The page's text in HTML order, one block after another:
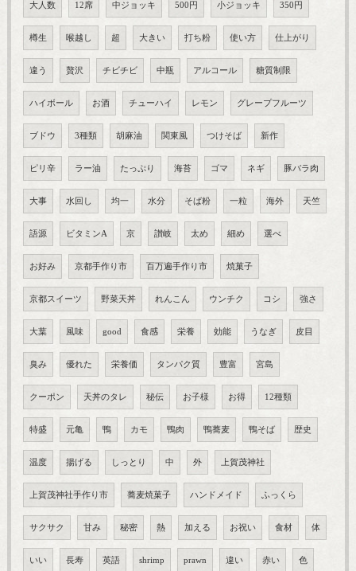
大人数 12席 中ジョッキ 500円 小ジョッキ 350円
樽生 喉越し 超 大きい 打ち粉 使い方 仕上がり
違う 贅沢 チビチビ 中瓶 アルコール 糖質制限
ハイボール お酒 チューハイ レモン グレープフルーツ
ブドウ 3種類 胡麻油 関東風 つけそば 新作
ピリ辛 ラー油 たっぷり 海苔 ゴマ ネギ 豚バラ肉
大事 水回し 均一 水分 そば粉 一粒 海外 天竺
語源 ビタミンA 京 讃岐 太め 細め 選べ
お好み 京都手作り市 百万遍手作り市 焼菓子
京都スイーツ 野菜天丼 れんこん ウンチク コシ 強さ
大葉 風味 good 食感 栄養 効能 うなぎ 皮目
臭み 優れた 栄養価 タンパク質 豊富 宮島
クーポン 天丼のタレ 秘伝 お子様 お得 12種類
特盛 元亀 鴨 カモ 鴨肉 鴨蕎麦 鴨そば 歴史
温度 揚げる しっとり 中 外 上賀茂神社
上賀茂神社手作り市 蕎麦焼菓子 ハンドメイド ふっくら
サクサク 甘み 秘密 熱 加える お祝い 食材 体
いい 長寿 英語 shrimp prawn 違い 赤い 色